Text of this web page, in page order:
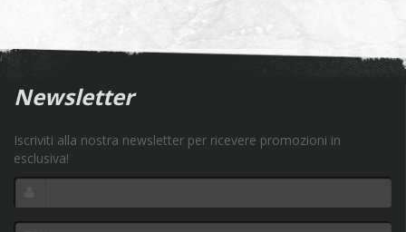
Newsletter
Iscriviti alla nostra newsletter per ricevere promozioni in
esclusiva!